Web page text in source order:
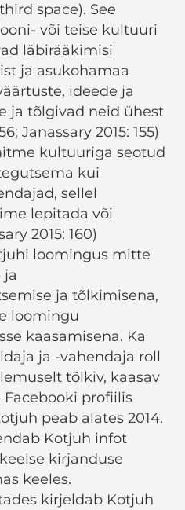
space). See
või teise kultuuri
läbirääkimisi
ja asukohamaa
ideede ja
ja tõlgivad neid ühest
Janassary 2015: 155)
kultuuriga seotud
kui
sellel
lepitada või
2015: 160)
loomingus mitte
ja
ja tõlkimisena,
loomingu
kaasamisena. Ka
ja -vahendaja roll
tõlkiv, kaasav
profiilis
peab alates 2014.
Kotjuh infot
kirjanduse
keeles.
kirjeldab Kotjuh